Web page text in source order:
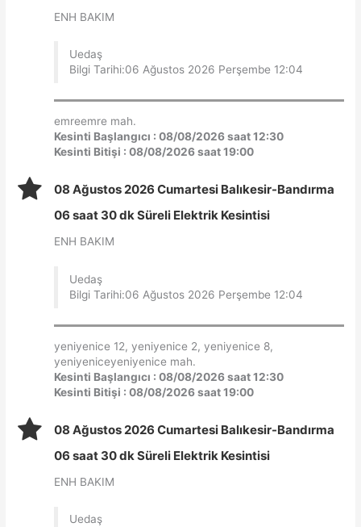
ENH BAKIM
Uedaş
Bilgi Tarihi:06 Ağustos 2026 Perşembe 12:04
emreemre mah.
Kesinti Başlangıcı : 08/08/2026 saat 12:30
Kesinti Bitişi : 08/08/2026 saat 19:00
08 Ağustos 2026 Cumartesi Balıkesir-Bandırma
06 saat 30 dk Süreli Elektrik Kesintisi
ENH BAKIM
Uedaş
Bilgi Tarihi:06 Ağustos 2026 Perşembe 12:04
yeniyenice 12, yeniyenice 2, yeniyenice 8,
yeniyeniceyeniyenice mah.
Kesinti Başlangıcı : 08/08/2026 saat 12:30
Kesinti Bitişi : 08/08/2026 saat 19:00
08 Ağustos 2026 Cumartesi Balıkesir-Bandırma
06 saat 30 dk Süreli Elektrik Kesintisi
ENH BAKIM
Uedaş